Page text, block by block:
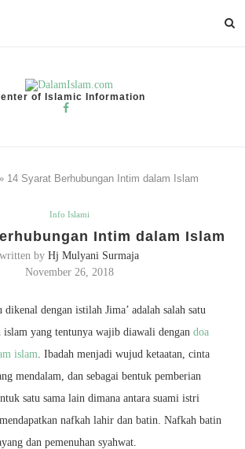
of Islamic Information
14 Syarat Berhubungan Intim dalam Islam
Info Islami
Intim dalam Islam
written by Hj Mulyani Surmaja
November 26, 2018
dengan istilah Jima’ adalah salah satu
islam yang tentunya wajib diawali dengan doa
islam. Ibadah menjadi wujud ketaatan, cinta
mendalam, dan sebagai bentuk pemberian
satu sama lain dimana antara suami istri
nafkah lahir dan batin. Nafkah batin
dan pemenuhan syahwat.